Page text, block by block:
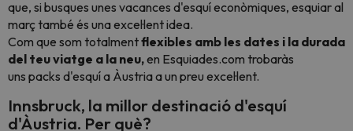
que, si busques unes vacances d'esquí econòmiques, esquiar al
març també és una excel·lent idea.
Com que som totalmentflexibles amb les dates i la durada
del teu viatge a la neu,en Esquiades.com trobaràs
uns packs d'esquí a Àustria a un preu excel·lent.
Innsbruck, la millor destinació d'esquí
d'Àustria. Per què?